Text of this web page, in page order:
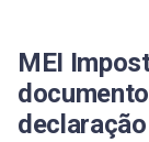
MEI
declaração